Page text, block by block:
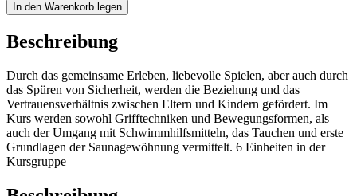
In den Warenkorb legen
Beschreibung
Durch das gemeinsame Erleben, liebevolle Spielen, aber auch durch
das Spüren von Sicherheit, werden die Beziehung und das
Vertrauensverhältnis zwischen Eltern und Kindern gefördert. Im
Kurs werden sowohl Grifftechniken und Bewegungsformen, als
auch der Umgang mit Schwimmhilfsmitteln, das Tauchen und erste
Grundlagen der Saunagewöhnung vermittelt. 6 Einheiten in der
Kursgruppe